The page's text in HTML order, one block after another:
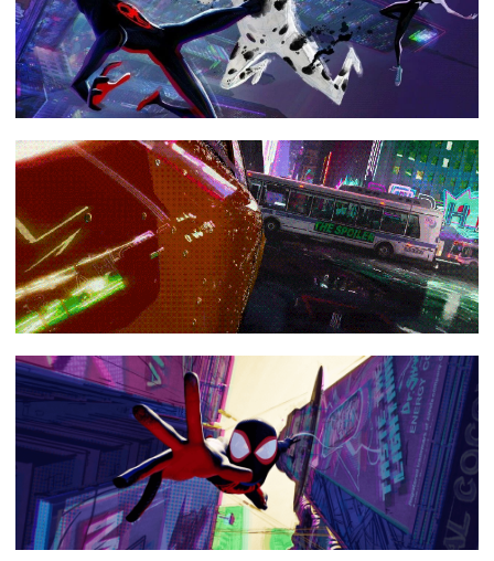
效果图客户端
效果图客户端
效果图客户端
效果图客户端
效果图客户端
效果图客户端
帮助/教程
登录